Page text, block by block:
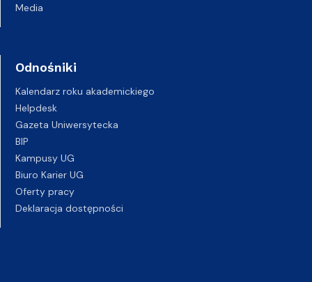
Media
Odnośniki
Kalendarz roku akademickiego
Helpdesk
Gazeta Uniwersytecka
BIP
Kampusy UG
Biuro Karier UG
Oferty pracy
Deklaracja dostępności